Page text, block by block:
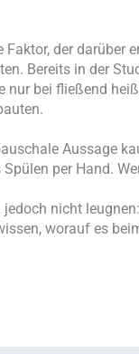
Faktor, der darüber
Bereits in der
nur bei fließend
Aussage
per Hand.
jedoch nicht
worauf es